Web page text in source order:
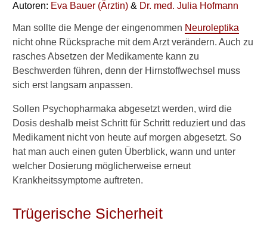
Autoren: Eva Bauer (Ärztin) & Dr. med. Julia Hofmann
Man sollte die Menge der eingenommen Neuroleptika
nicht ohne Rücksprache mit dem Arzt verändern. Auch zu
rasches Absetzen der Medikamente kann zu
Beschwerden führen, denn der Hirnstoffwechsel muss
sich erst langsam anpassen.
Sollen Psychopharmaka abgesetzt werden, wird die
Dosis deshalb meist Schritt für Schritt reduziert und das
Medikament nicht von heute auf morgen abgesetzt. So
hat man auch einen guten Überblick, wann und unter
welcher Dosierung möglicherweise erneut
Krankheitssymptome auftreten.
Trügerische Sicherheit
► Therapieverfahren
► Medikamente
► Gesundheitsthemen
Wirkung
Varianten: niedrigpotent,
hochpotent und atypisch
Hinweise zur Einnahme
Depot-Präparate
Atypische Neuroleptika
Neuroleptika?